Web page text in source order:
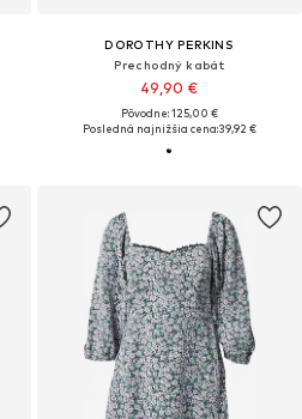
DOROTHY PERKINS
Prechodný kabát
49,90 €
Pôvodne: 125,00 €
Posledná najnižšia cena:39,92 €